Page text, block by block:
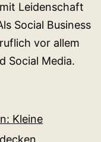
Leidenschaft
Social Business
vor allem
Social Media.
Kleine